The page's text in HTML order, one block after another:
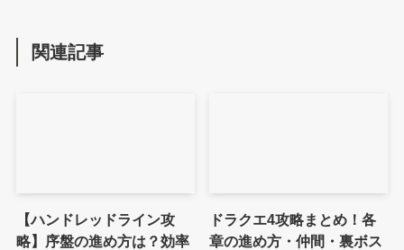
関連記事
【ハンドレッドライン攻
略】序盤の進め方は？効率
ドラクエ4攻略まとめ！各
章の進め方・仲間・裏ボス